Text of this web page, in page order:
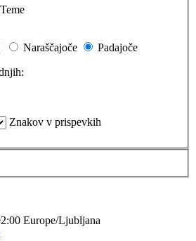
Teme
Naraščajoče
Padajoče
Znakov v prispevkih
Europe/Ljubljana